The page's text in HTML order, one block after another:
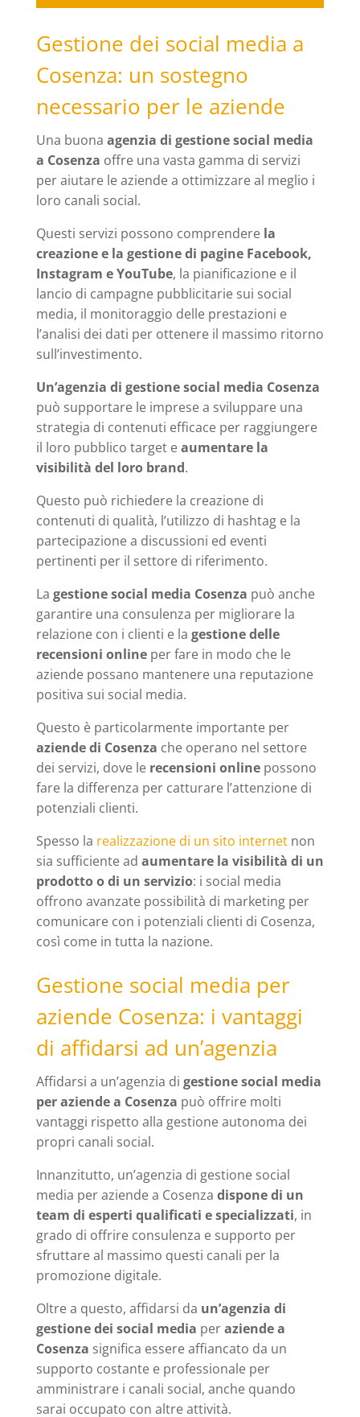
Gestione dei social media a
Cosenza: un sostegno
necessario per le aziende
Una buona agenzia di gestione social media
a Cosenza offre una vasta gamma di servizi
per aiutare le aziende a ottimizzare al meglio i
loro canali social.
Questi servizi possono comprendere la
creazione e la gestione di pagine Facebook,
Instagram e YouTube, la pianificazione e il
lancio di campagne pubblicitarie sui social
media, il monitoraggio delle prestazioni e
l’analisi dei dati per ottenere il massimo ritorno
sull’investimento.
Un’agenzia di gestione social media Cosenza
può supportare le imprese a sviluppare una
strategia di contenuti efficace per raggiungere
il loro pubblico target eaumentare la
visibilità del loro brand.
Questo può richiedere la creazione di
contenuti di qualità, l’utilizzo di hashtag e la
partecipazione a discussioni ed eventi
pertinenti per il settore di riferimento.
La gestione social media Cosenza può anche
garantire una consulenza per migliorare la
relazione con i clienti e la gestione delle
recensioni onlineper fare in modo che le
aziende possano mantenere una reputazione
positiva sui social media.
Questo è particolarmente importante per
aziende di Cosenza che operano nel settore
dei servizi, dove le recensioni onlinepossono
fare la differenza per catturare l’attenzione di
potenziali clienti.
Spesso la realizzazione di un sito internetnon
sia sufficiente ad aumentare la visibilità di un
prodotto o di un servizio: i social media
offrono avanzate possibilità di marketing per
comunicare con i potenziali clienti di Cosenza,
così come in tutta la nazione.
Gestione social media per
aziende Cosenza: i vantaggi
di affidarsi ad un’agenzia
Affidarsi a un’agenzia di gestione social media
per aziende a Cosenza può offrire molti
vantaggi rispetto alla gestione autonoma dei
propri canali social.
Innanzitutto, un’agenzia di gestione social
media per aziende a Cosenza dispone di un
team di esperti qualificati e specializzati, in
grado di offrire consulenza e supporto per
sfruttare al massimo questi canali per la
promozione digitale.
Oltre a questo, affidarsi da un’agenzia di
gestione dei social media peraziende a
Cosenza significa essere affiancato da un
supporto costante e professionale per
amministrare i canali social, anche quando
sarai occupato con altre attività.